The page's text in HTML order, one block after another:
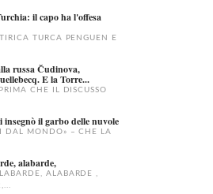
il capo ha l'offesa
TURCA PENGUEN E
russa Čudinova,
E la Torre...
CHE IL DISCUSSO
il garbo delle nuvole
DAL MONDO» – CHE LA
alabarde,
ALABARDE ,